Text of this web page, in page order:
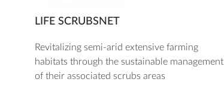
LIFE SCRUBSNET
Revitalizing semi-arid extensive farming
habitats through the sustainable management
of their associated scrubs areas